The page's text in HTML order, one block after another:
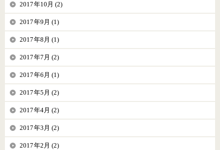
2017年10月 (2)
2017年9月 (1)
2017年8月 (1)
2017年7月 (2)
2017年6月 (1)
2017年5月 (2)
2017年4月 (2)
2017年3月 (2)
2017年2月 (2)